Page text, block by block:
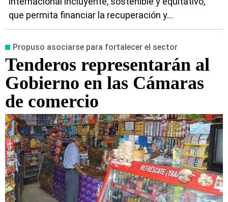
que permita financiar la recuperación y...
Propuso asociarse para fortalecer el sector
Tenderos representarán al
Gobierno en las Cámaras
de comercio